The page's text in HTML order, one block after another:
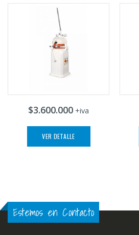
$3.600.000 +iva
VER DETALLE
Estemos en Contacto